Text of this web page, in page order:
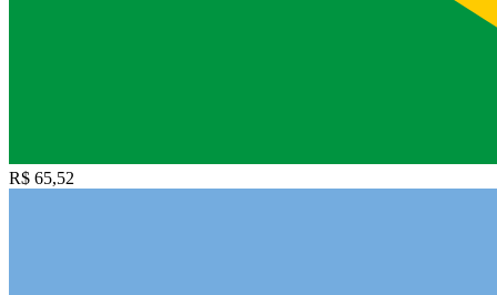
R$ 65,52